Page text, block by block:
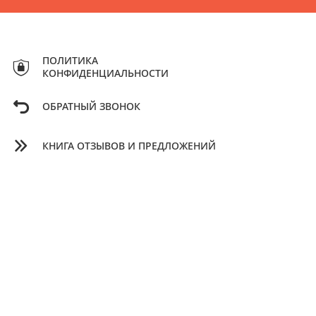
ПОЛИТИКА
КОНФИДЕНЦИАЛЬНОСТИ
ОБРАТНЫЙ ЗВОНОК
КНИГА ОТЗЫВОВ И ПРЕДЛОЖЕНИЙ